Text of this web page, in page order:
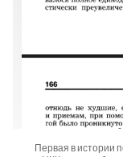
Первая в истории